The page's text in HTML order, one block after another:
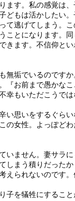
ます。私の感覚は
どもは活かしたい
て逃げてしまう。
ことになります。
きます。不信仰と
無垢でいるのです
『お前まで愚かな
幸もいただこうで
い思いをするぐら
の女性。よっぽど
いません。妻サラ
しまう積りだった
えられないのです。
子を犠牲にするこ